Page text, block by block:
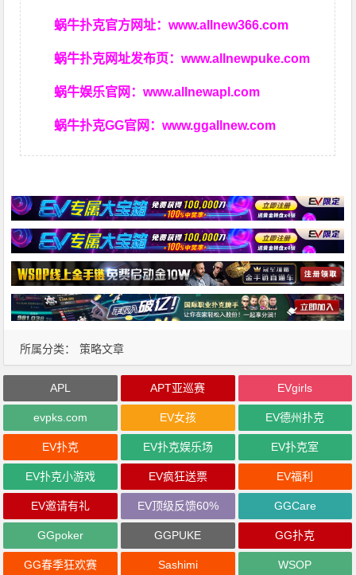
蜗牛扑克官方网址：www.allnew366.com
蜗牛扑克网址发布页：www.allnewpuke.com
蜗牛娱乐官网：www.allnewapl.com
蜗牛扑克GG官网：www.ggallnew.com
所属分类： 策略文章
APL APT亚巡赛 EVgirls
evpks.com EV女孩 EV德州扑克
EV扑克 EV扑克娱乐场 EV扑克室
EV扑克小游戏 EV疯狂送票 EV福利
EV邀请有礼 EV顶级反馈60% GGCare
GGpoker GGPUKE GG扑克
GG春季狂欢赛 Sashimi WSOP